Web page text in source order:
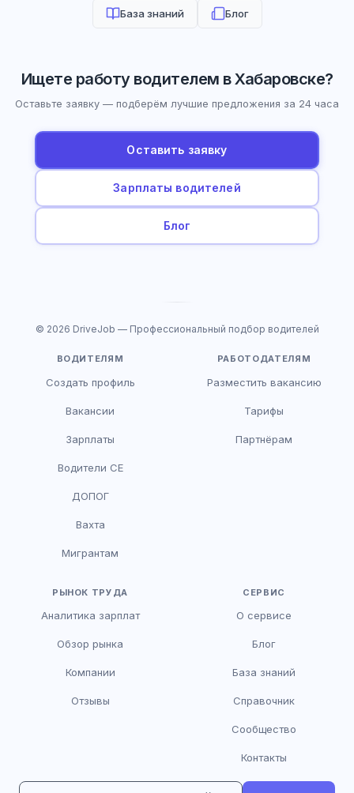
База знаний Блог
Ищете работу водителем в Хабаровске?
Оставьте заявку — подберём лучшие предложения за 24 часа
Оставить заявку
Зарплаты водителей
Блог
© 2026 DriveJob — Профессиональный подбор водителей
ВОДИТЕЛЯМ
Создать профиль
Вакансии
Зарплаты
Водители CE
ДОПОГ
Вахта
Мигрантам
РАБОТОДАТЕЛЯМ
Разместить вакансию
Тарифы
Партнёрам
РЫНОК ТРУДА
Аналитика зарплат
Обзор рынка
Компании
Отзывы
СЕРВИС
О сервисе
Блог
База знаний
Справочник
Сообщество
Контакты
HR-консультант
Здравствуйте! Я AI-консультант DriveJob.
помочь?